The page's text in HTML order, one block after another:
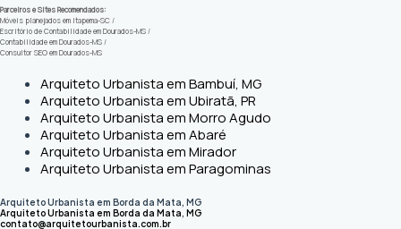
Parceiros e Sites Recomendados:
Móveis planejados em Itapema-SC /
Escritório de Contabilidade em Dourados-MS /
Contabilidade em Dourados-MS /
Consultor SEO em Dourados-MS
Arquiteto Urbanista em Bambuí, MG
Arquiteto Urbanista em Ubiratã, PR
Arquiteto Urbanista em Morro Agudo
Arquiteto Urbanista em Abaré
Arquiteto Urbanista em Mirador
Arquiteto Urbanista em Paragominas
Arquiteto Urbanista em Borda da Mata, MG
Arquiteto Urbanista em Borda da Mata, MG
contato@arquitetourbanista.com.br